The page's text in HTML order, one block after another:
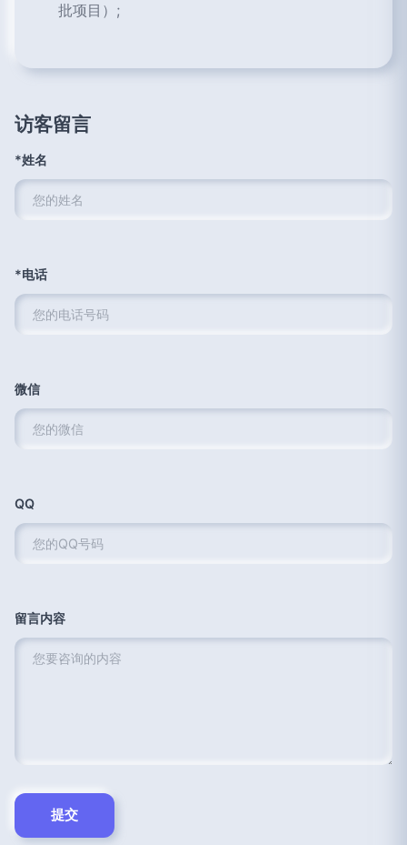
批项目）;
访客留言
*姓名
*电话
微信
QQ
留言内容